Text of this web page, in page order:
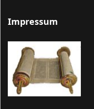
Impressum